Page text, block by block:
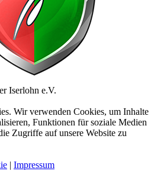
Iserlohn e.V.
Wir verwenden Cookies, um Inhalte
Funktionen für soziale Medien
Zugriffe auf unsere Website zu
| Impressum